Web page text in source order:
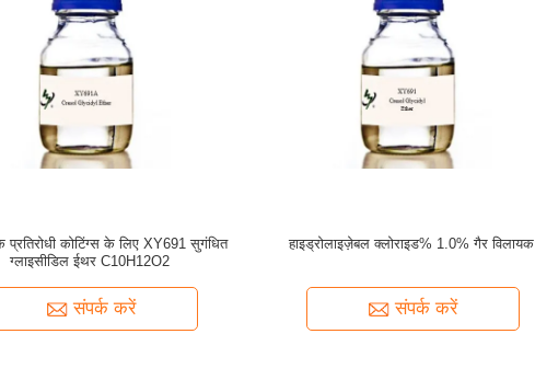
प्रतिरोधी कोटिंग्स के लिए XY691 सुगंधित
ग्लाइसीडिल ईथर C10H12O2
संपर्क करें
हाइड्रोलाइज़ेबल क्लोराइड% 1.0% गैर विलायक
संपर्क करें